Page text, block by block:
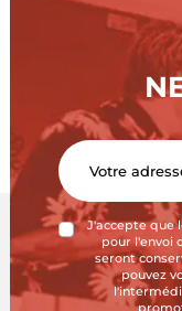
J'accepte que
pour l'envoi
seront
pouvez